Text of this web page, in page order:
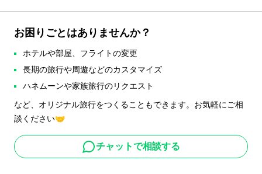
お困りごとはありませんか？
ホテルや部屋、フライトの変更
長期の旅行や周遊などのカスタマイズ
ハネムーンや家族旅行のリクエスト
など、オリジナル旅行をつくることもできます。お気軽にご相
談ください🤝
チャットで相談する